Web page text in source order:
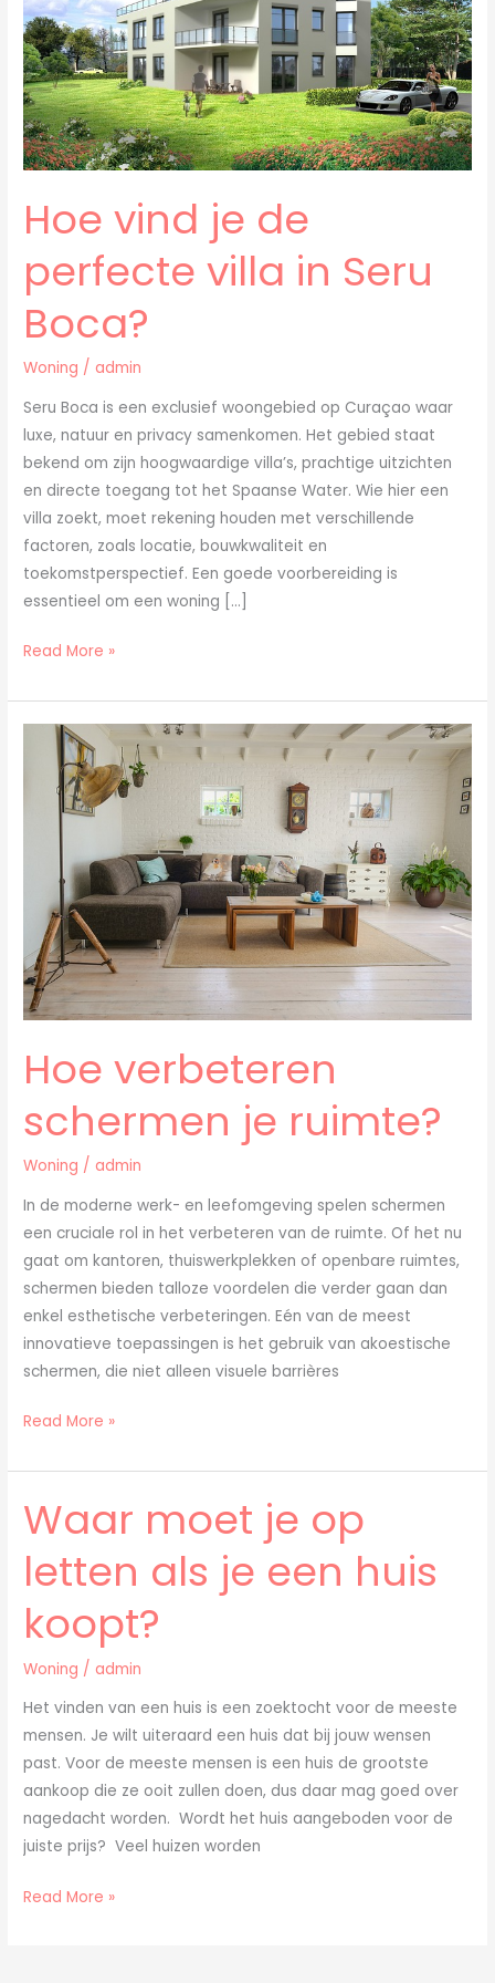
Hoe vind je de
perfecte villa in Seru
Boca?
Woning / admin
Seru Boca is een exclusief woongebied op Curaçao waar
luxe, natuur en privacy samenkomen. Het gebied staat
bekend om zijn hoogwaardige villa’s, prachtige uitzichten
en directe toegang tot het Spaanse Water. Wie hier een
villa zoekt, moet rekening houden met verschillende
factoren, zoals locatie, bouwkwaliteit en
toekomstperspectief. Een goede voorbereiding is
essentieel om een woning […]
in
Seru
Boca?
Read More »
Hoe verbeteren
schermen je ruimte?
Woning / admin
In de moderne werk- en leefomgeving spelen schermen
een cruciale rol in het verbeteren van de ruimte. Of het nu
gaat om kantoren, thuiswerkplekken of openbare ruimtes,
schermen bieden talloze voordelen die verder gaan dan
enkel esthetische verbeteringen. Eén van de meest
innovatieve toepassingen is het gebruik van akoestische
schermen, die niet alleen visuele barrières
verbeteren
schermen
Read More »
Waar moet je op
letten als je een huis
koopt?
Woning / admin
Het vinden van een huis is een zoektocht voor de meeste
mensen. Je wilt uiteraard een huis dat bij jouw wensen
past. Voor de meeste mensen is een huis de grootste
aankoop die ze ooit zullen doen, dus daar mag goed over
nagedacht worden. Wordt het huis aangeboden voor de
juiste prijs? Veel huizen worden
Waar
moet
je
op
letten
je
een
huis
koopt?
Read More »